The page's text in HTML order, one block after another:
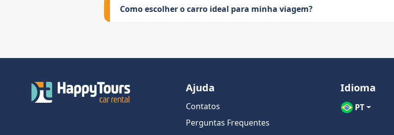
Como escolher o carro ideal para minha viagem?
Ajuda
Contatos
Perguntas Frequentes
Idioma
PT